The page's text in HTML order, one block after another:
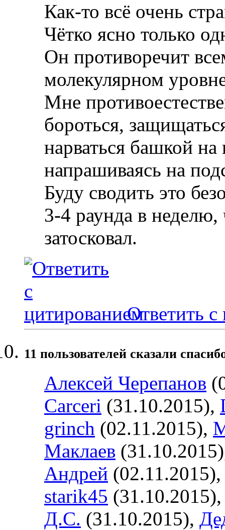
Как-то всё очень
Чётко ясно только
Он противоречит
молекулярном
Мне
бороться,
нарваться башкой на
напрашиваясь на
Буду сводить это
3-4 раунда в
затосковал.
Ответить с
11 пользователей сказали
Алексей Черепанов
Carceri (31.10.2015),
grinch (02.11.2015),
Маклаев
Андрей
starik45
Д.С. (31.10.2015),